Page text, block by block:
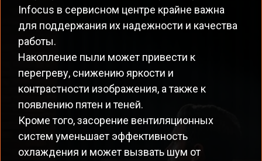
Infocus в сервисном центре крайне важна
для поддержания их надежности и качества
работы.
Накопление пыли может привести к
перегреву, снижению яркости и
контрастности изображения, а также к
появлению пятен и теней.
Кроме того, засорение вентиляционных
систем уменьшает эффективность
охлаждения и может вызвать шум от